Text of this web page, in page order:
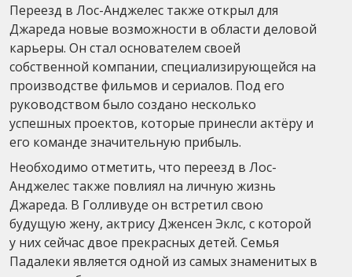
Переезд в Лос-Анджелес также открыл для
Джареда новые возможности в области деловой
карьеры. Он стал основателем своей
собственной компании, специализирующейся на
производстве фильмов и сериалов. Под его
руководством было создано несколько
успешных проектов, которые принесли актёру и
его команде значительную прибыль.
Необходимо отметить, что переезд в Лос-
Анджелес также повлиял на личную жизнь
Джареда. В Голливуде он встретил свою
будущую жену, актрису Дженсен Эклс, с которой
у них сейчас двое прекрасных детей. Семья
Падалеки является одной из самых знаменитых в